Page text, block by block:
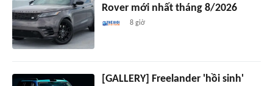
Rover mới nhất tháng 8/2026
8 giờ
[GALLERY] Freelander 'hồi sinh'